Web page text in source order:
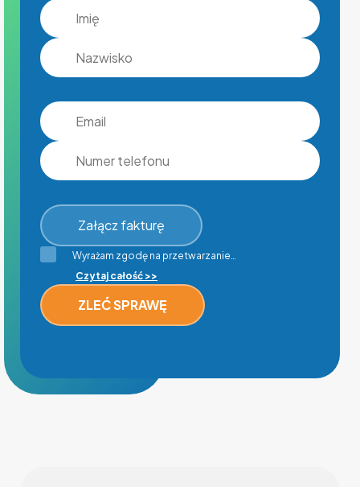
Załącz fakturę
Wyrażam zgodę na przetwarzanie…
Czytaj całość >>